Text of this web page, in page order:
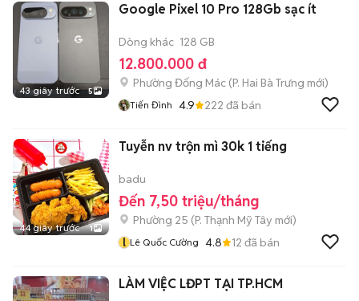
43 giây trước 5
Google Pixel 10 Pro 128Gb sạc ít
Dòng khác 128 GB
12.800.000 đ
Phường Đống Mác (P. Hai Bà Trưng mới)
Tiến Đình 4.9 222 đã bán
44 giây trước 1
Tuyễn nv trộn mì 30k 1 tiếng
badu
Đến 7,50 triệu/tháng
Phường 25 (P. Thạnh Mỹ Tây mới)
l Lê Quốc Cường 4.8 12 đã bán
LÀM VIỆC LĐPT TẠI TP.HCM